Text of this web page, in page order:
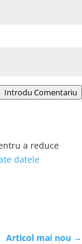
Introdu Comentariu
a reduce
datele
Articol mai nou →